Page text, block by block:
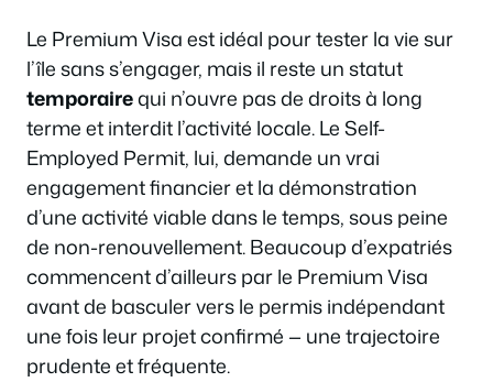
Le Premium Visa est idéal pour tester la vie sur
l’île sans s’engager, mais il reste un statut
temporairequi n’ouvre pas de droits à long
terme et interdit l’activité locale. Le Self-
Employed Permit, lui, demande un vrai
engagement financier et la démonstration
d’une activité viable dans le temps, sous peine
de non-renouvellement. Beaucoup d’expatriés
commencent d’ailleurs par le Premium Visa
avant de basculer vers le permis indépendant
une fois leur projet confirmé — une trajectoire
prudente et fréquente.